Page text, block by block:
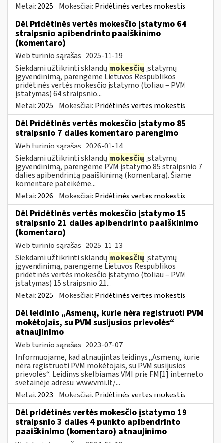
Metai: 2025 Mokesčiai: Pridėtinės vertės mokestis
Dėl Pridėtinės vertės mokesčio įstatymo 64
straipsnio apibendrinto paaiškinimo
(komentaro)
Web turinio sąrašas 2025-11-19
Siekdami užtikrinti sklandų mokesčių įstatymų
įgyvendinimą, parengėme Lietuvos Respublikos
pridėtinės vertės mokesčio įstatymo (toliau – PVM
įstatymas) 64 straipsnio...
Metai: 2025 Mokesčiai: Pridėtinės vertės mokestis
Dėl Pridėtinės vertės mokesčio įstatymo 85
straipsnio 7 dalies komentaro parengimo
Web turinio sąrašas 2026-01-14
Siekdami užtikrinti sklandų mokesčių įstatymų
įgyvendinimą, parengėme PVM įstatymo 85 straipsnio 7
dalies apibendrintą paaiškinimą (komentarą). Šiame
komentare pateikėme...
Metai: 2026 Mokesčiai: Pridėtinės vertės mokestis
Dėl Pridėtinės vertės mokesčio įstatymo 15
straipsnio 21 dalies apibendrinto paaiškinimo
(komentaro)
Web turinio sąrašas 2025-11-13
Siekdami užtikrinti sklandų mokesčių įstatymų
įgyvendinimą, parengėme Lietuvos Respublikos
pridėtinės vertės mokesčio įstatymo (toliau – PVM
įstatymas) 15 straipsnio 21...
Metai: 2025 Mokesčiai: Pridėtinės vertės mokestis
Dėl leidinio „Asmenų, kurie nėra registruoti PVM
mokėtojais, su PVM susijusios prievolės“
atnaujinimo
Web turinio sąrašas 2023-07-07
Informuojame, kad atnaujintas leidinys „Asmenų, kurie
nėra registruoti PVM mokėtojais, su PVM susijusios
prievolės“. Leidinys skelbiamas VMI prie FM[1] interneto
svetainėje adresu: www.vmi.lt/...
Metai: 2023 Mokesčiai: Pridėtinės vertės mokestis
Dėl pridėtinės vertės mokesčio įstatymo 19
straipsnio 3 dalies 4 punkto apibendrinto
paaiškinimo (komentaro) atnaujinimo